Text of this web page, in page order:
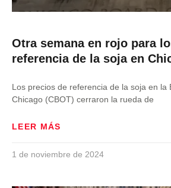
Otra semana en rojo para
referencia de la soja en
Los precios de referencia de la soja en la
Chicago (CBOT) cerraron la rueda de
LEER MÁS
1 de noviembre de 2024